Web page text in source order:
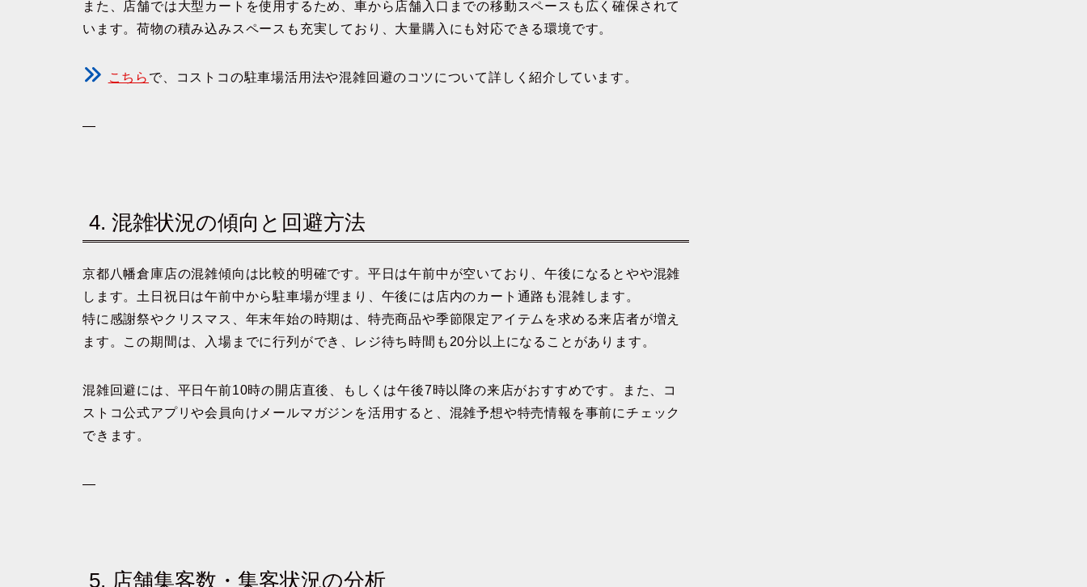
また、店舗では大型カートを使用するため、車から店舗入口までの移動スペースも広く確保されて
います。荷物の積み込みスペースも充実しており、大量購入にも対応できる環境です。
こちら で、コストコの駐車場活用法や混雑回避のコツについて詳しく紹介しています。
—
4. 混雑状況の傾向と回避方法
京都八幡倉庫店の混雑傾向は比較的明確です。平日は午前中が空いており、午後になるとやや混雑
します。土日祝日は午前中から駐車場が埋まり、午後には店内のカート通路も混雑します。
特に感謝祭やクリスマス、年末年始の時期は、特売商品や季節限定アイテムを求める来店者が増え
ます。この期間は、入場までに行列ができ、レジ待ち時間も20分以上になることがあります。
混雑回避には、平日午前10時の開店直後、もしくは午後7時以降の来店がおすすめです。また、コ
ストコ公式アプリや会員向けメールマガジンを活用すると、混雑予想や特売情報を事前にチェック
できます。
—
5. 店舗集客数・集客状況の分析